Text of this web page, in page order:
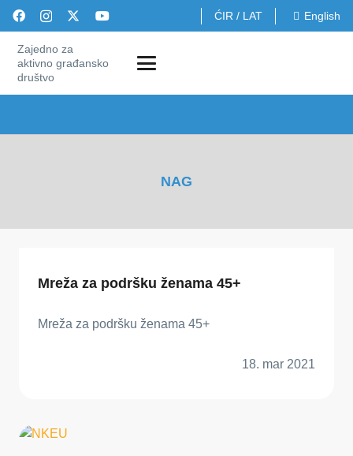
ĆIR / LAT English
Zajedno za
aktivno građansko
društvo
NAG
Mreža za podršku ženama 45+
Mreža za podršku ženama 45+
18. mar 2021